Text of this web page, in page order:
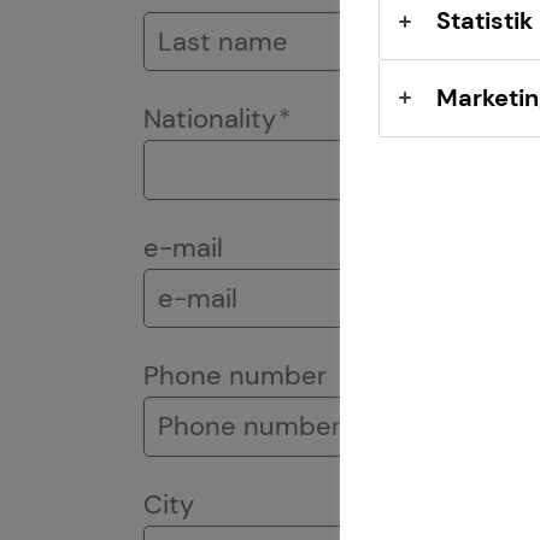
Vermögenssicherung
Nationality
e-mail
Phone number
City
Statistik